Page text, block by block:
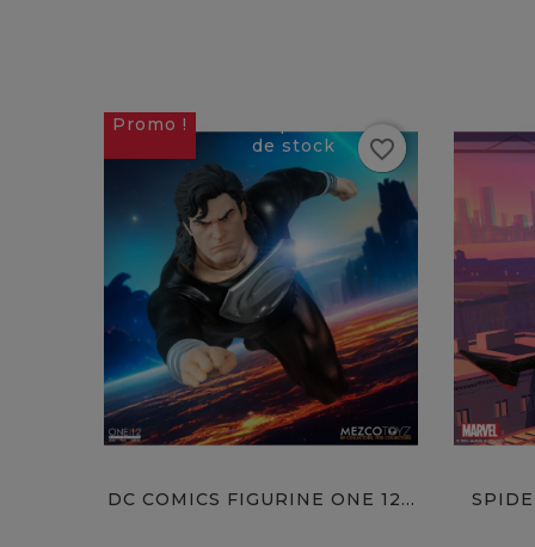
Promo !
de stock
favorite
DC COMICS FIGURINE ONE 12...
favorite_border